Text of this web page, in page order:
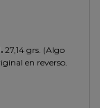
27,14 grs. (Algo
en reverso.